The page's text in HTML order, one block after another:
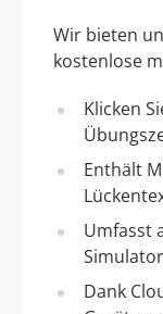
Wir bieten
kostenlose
Klicken
Enthält
Umfasst
Dank